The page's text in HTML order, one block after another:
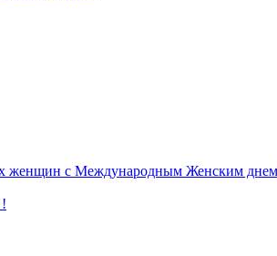
женщин с Международным Женским